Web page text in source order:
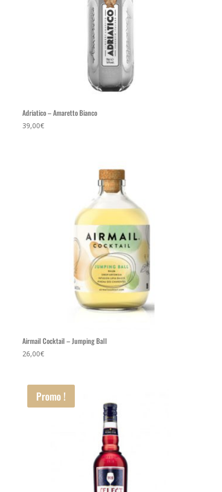
Adriatico – Amaretto Bianco
39,00€
Airmail Cocktail – Jumping Ball
26,00€
Promo !